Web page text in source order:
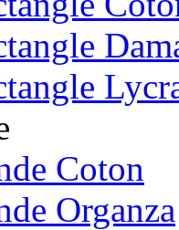
Coton
Organza